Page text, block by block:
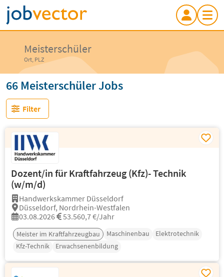
Meisterschüler
Ort, PLZ
66 Meisterschüler Jobs
Filter
Dozent/in für Kraftfahrzeug (Kfz)- Technik
(w/m/d)
Handwerkskammer Düsseldorf
Düsseldorf, Nordrhein-Westfalen
03.08.2026
53.560,7 €/Jahr
Meister im Kraftfahrzeugbau Maschinenbau
Elektrotechnik
Kfz-Technik
Erwachsenenbildung